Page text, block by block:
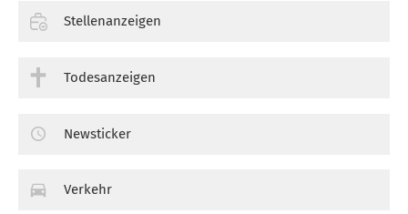
Stellenanzeigen
Todesanzeigen
Newsticker
Verkehr